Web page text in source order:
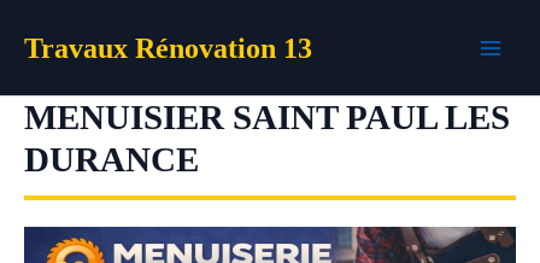
Travaux Rénovation 13
MENUISIER SAINT PAUL LES
DURANCE